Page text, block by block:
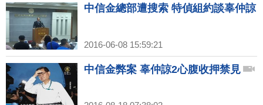
中信金總部遭搜索 特偵組約談辜仲諒
2016-06-08 15:59:21
中信金弊案 辜仲諒2心腹收押禁見